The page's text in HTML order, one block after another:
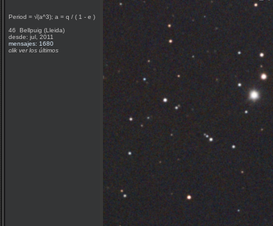
Period = √(a^3); a = q / ( 1 - e )
46 Bellpuig (Lleida)
desde: jul, 2011
mensajes: 1680
clik ver los últimos